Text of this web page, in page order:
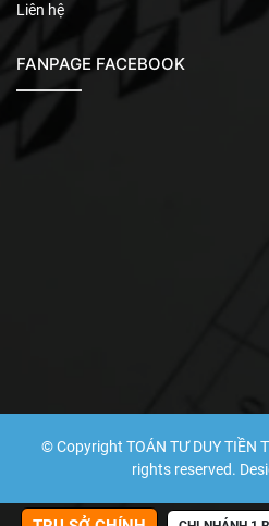
Liên hệ
FANPAGE FACEBOOK
© Copyright TOÁN TƯ DUY TIỀN
rights reserved.